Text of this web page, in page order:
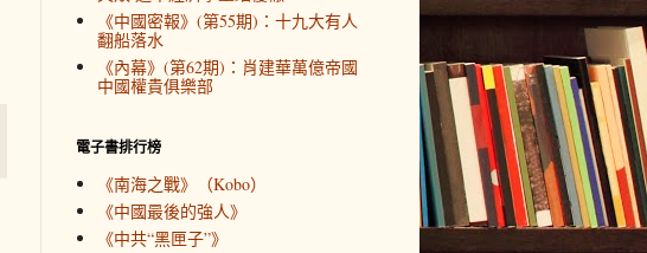
《中國密報》(第55期)：十九大有人
翻船落水
《內幕》(第62期)：肖建華萬億帝國
中國權貴俱樂部
電子書排行榜
《南海之戰》（Kobo）
《中國最後的強人》
《中共“黑匣子”》